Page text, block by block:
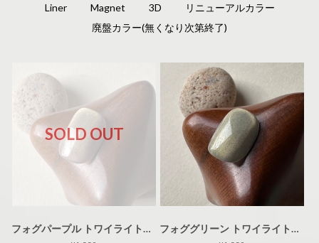
Liner Magnet 3D
リニューアルカラー
廃盤カラー(無くなり次第終了)
SOLD OUT
フォグパープル トワイライトマグネットジェル 3g 【2024AW】 フォググリーン トワイライトマグネットジェル 3g 【2024AW】